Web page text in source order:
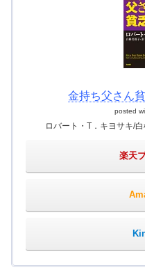
金持ち父さん
posted
ロバート・T．キヨサキ/
楽天